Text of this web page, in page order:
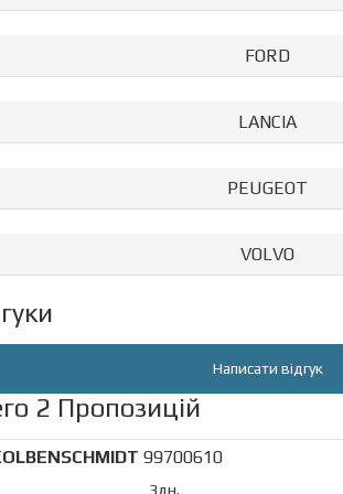
FORD
LANCIA
PEUGEOT
VOLVO
Написати відгук
2 Пропозицій
99700610
3дн.